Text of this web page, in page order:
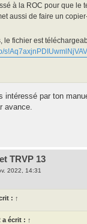
à la ROC pour que le
aussi de faire un
le fichier est
intéressé par ton
avance.
TRVP 13
2022, 14:31
: ↑
a écrit : ↑